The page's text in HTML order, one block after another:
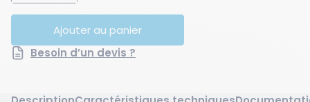
Ajouter au panier
Besoin d’un devis ?